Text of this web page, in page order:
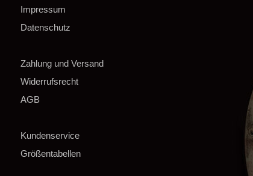
Impressum
Datenschutz
Zahlung und Versand
Widerrufsrecht
AGB
Kundenservice
Größentabellen